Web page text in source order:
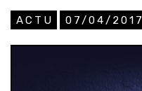
ACTU 07/04/2017